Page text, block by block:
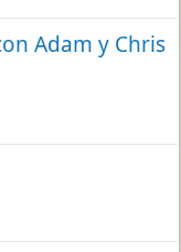
Adam y Chris